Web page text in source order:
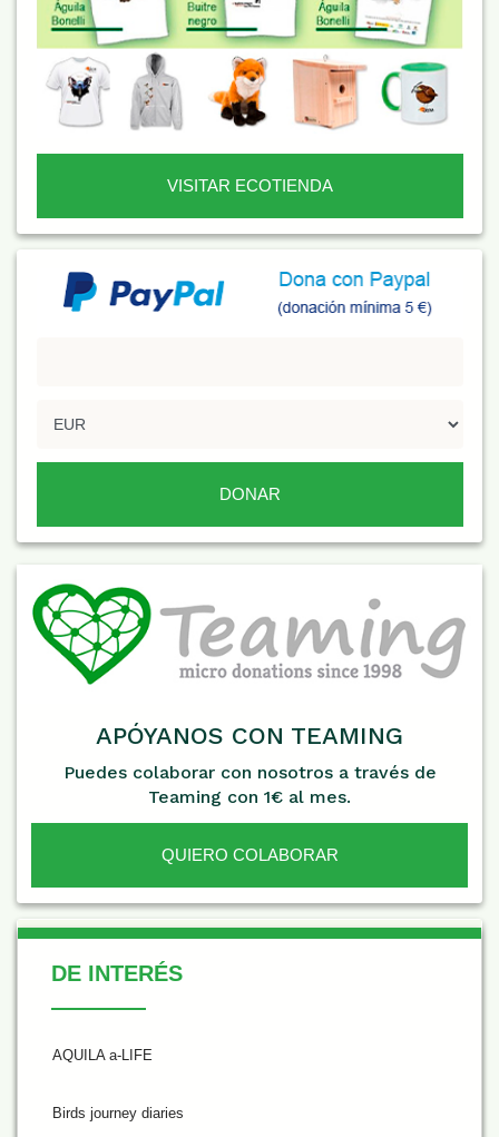
VISITAR ECOTIENDA
APÓYANOS CON TEAMING
Puedes colaborar con nosotros a través de
Teaming con 1€ al mes.
QUIERO COLABORAR
De Interés
DE INTERÉS
AQUILA a-LIFE
Birds journey diaries